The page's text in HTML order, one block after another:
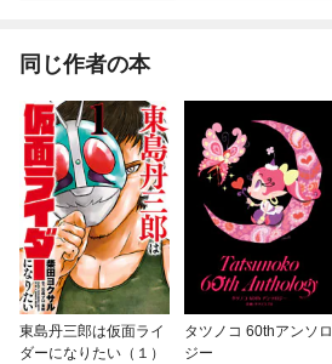
同じ作者の本
東島丹三郎は仮面ライ
ダーになりたい（１）
タツノコ 60thアンソロ
ジー